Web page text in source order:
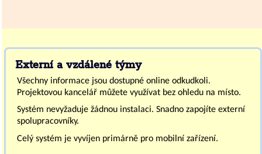
Externí a vzdálené týmy
Všechny informace jsou dostupné online odkudkoli.
Projektovou kancelář můžete využívat bez ohledu na místo.
Systém nevyžaduje žádnou instalaci. Snadno zapojíte externí
spolupracovníky.
Celý systém je vyvíjen primárně pro mobilní zařízení.